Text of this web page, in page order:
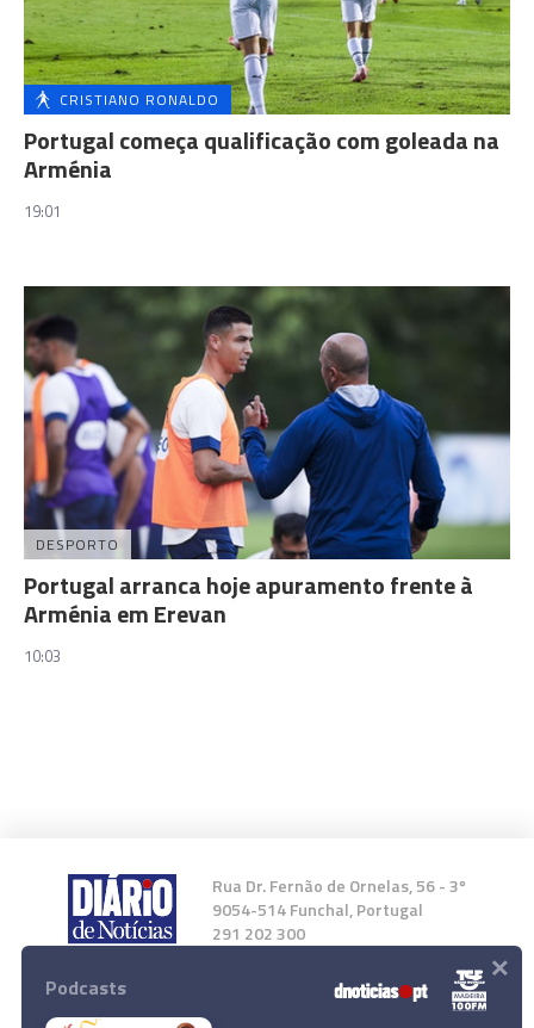
CRISTIANO RONALDO
Portugal começa qualificação com goleada na
Arménia
19:01
DESPORTO
Portugal arranca hoje apuramento frente à
Arménia em Erevan
10:03
Rua Dr. Fernão de Ornelas, 56 - 3º
9054-514 Funchal, Portugal
291 202 300
Instale a nossa App
Podcasts ×